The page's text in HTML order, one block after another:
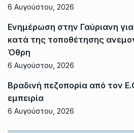
6 Αυγούστου, 2026
Ενημέρωση στην Γαύριανη
κατά της τοποθέτησης
Όθρη
6 Αυγούστου, 2026
Βραδινή πεζοπορία από τον
εμπειρία
6 Αυγούστου, 2026